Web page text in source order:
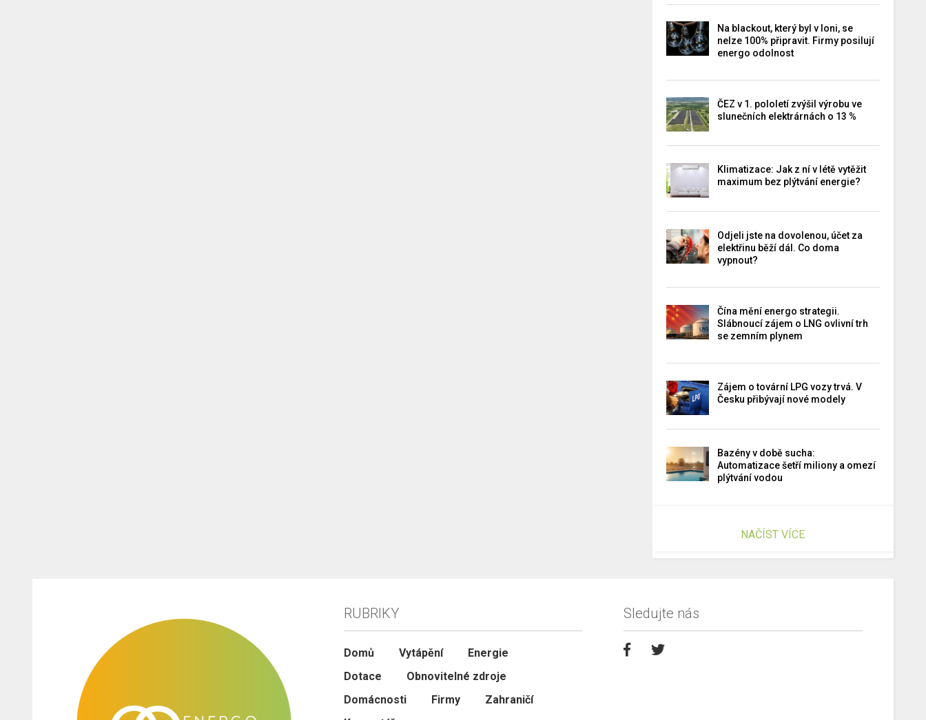
Na blackout, který byl v loni, se
nelze 100% připravit. Firmy posilují
energo odolnost
ČEZ v 1. pololetí zvýšil výrobu ve
slunečních elektrárnách o 13 %
Klimatizace: Jak z ní v létě vytěžit
maximum bez plýtvání energie?
Odjeli jste na dovolenou, účet za
elektřinu běží dál. Co doma
vypnout?
Čína mění energo strategii.
Slábnoucí zájem o LNG ovlivní trh
se zemním plynem
Zájem o tovární LPG vozy trvá. V
Česku přibývají nové modely
Bazény v době sucha:
Automatizace šetří miliony a omezí
plýtvání vodou
NAČÍST VÍCE
RUBRIKY
Domů Vytápění
Energie
Dotace
Obnovitelné zdroje
Domácnosti
Firmy
Zahraničí
Sledujte nás